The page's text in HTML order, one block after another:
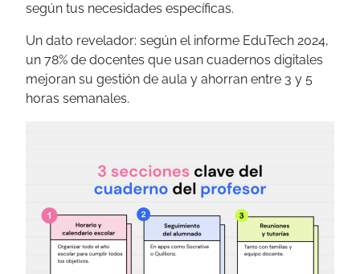
según tus necesidades específicas.
Un dato revelador: según el informe EduTech 2024,
un 78% de docentes que usan cuadernos digitales
mejoran su gestión de aula y ahorran entre 3 y 5
horas semanales.